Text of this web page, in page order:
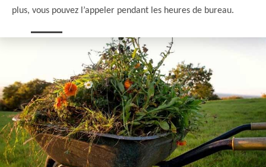
plus, vous pouvez l’appeler pendant les heures de bureau.